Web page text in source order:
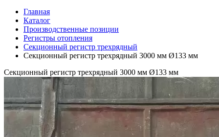
Главная
Каталог
Производственные позиции
Регистры отопления
Секционный регистр трехрядный
Секционный регистр трехрядный 3000 мм Ø133 мм
Секционный регистр трехрядный 3000 мм Ø133 мм